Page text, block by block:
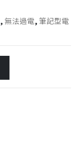
,無法過電,筆記型電